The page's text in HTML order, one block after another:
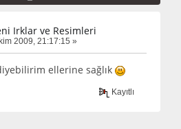
Irklar ve Resimleri
2009, 21:17:15 »
ellerine sağlık
Kayıtlı